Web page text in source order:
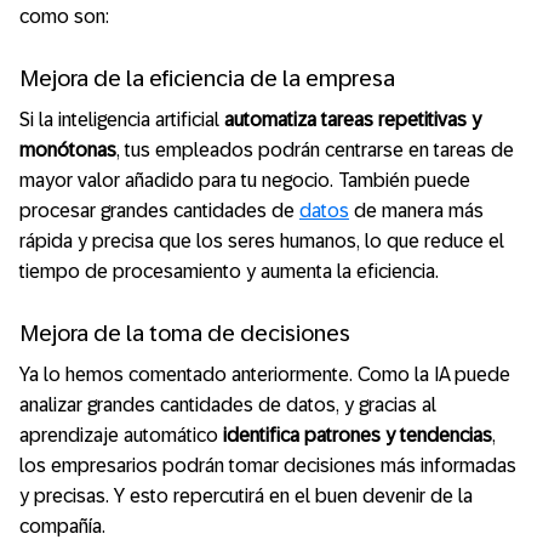
como son:
Mejora de la eficiencia de la empresa
Si la inteligencia artificial automatiza tareas repetitivas y
monótonas, tus empleados podrán centrarse en tareas de
mayor valor añadido para tu negocio. También puede
procesar grandes cantidades de datos de manera más
rápida y precisa que los seres humanos, lo que reduce el
tiempo de procesamiento y aumenta la eficiencia.
Mejora de la toma de decisiones
Ya lo hemos comentado anteriormente. Como la IA puede
analizar grandes cantidades de datos, y gracias al
aprendizaje automático identifica patrones y tendencias,
los empresarios podrán tomar decisiones más informadas
y precisas. Y esto repercutirá en el buen devenir de la
compañía.